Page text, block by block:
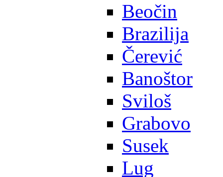
Beočin
Brazilija
Čerević
Banoštor
Sviloš
Grabovo
Susek
Lug